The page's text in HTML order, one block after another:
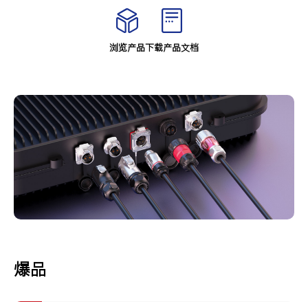
浏览产品下载产品文档
爆品